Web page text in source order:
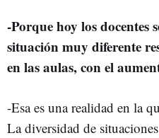
-Porque hoy los docentes
situación muy diferente
en las aulas, con el
-Esa es una realidad en la
La diversidad de